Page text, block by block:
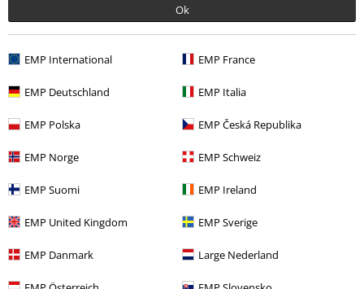
Ok
EMP International EMP France
EMP Deutschland EMP Italia
EMP Polska EMP Česká Republika
EMP Norge EMP Schweiz
EMP Suomi EMP Ireland
EMP United Kingdom EMP Sverige
EMP Danmark Large Nederland
Coupe
Est-ce que ce commentaire vous a été utile ?
Posté le : mardi, 21 avr. 2020